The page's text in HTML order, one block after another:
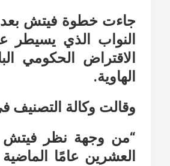
جاءت خطوة فيتش
النواب الذي يسيطر
الهاوية.
وقالت وكالة التصنيف
“من وجهة نظر فيتش
العشرين عامًا